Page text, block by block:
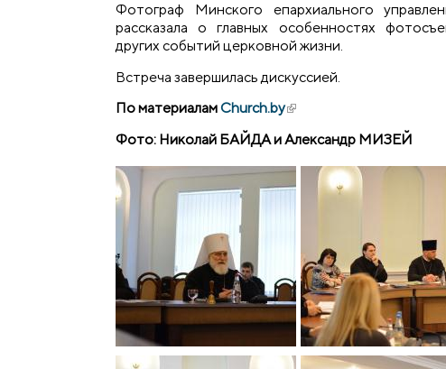
Фотограф Минского епархиального
рассказала о главных особенностях
других событий церковной жизни.
Встреча завершилась дискуссией.
По материаламChurch.by(внешняя ссылка)
Фото: Николай БАЙДА и Александр МИЗЕЙ